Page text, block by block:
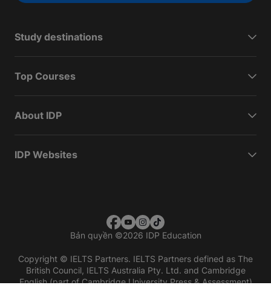
Study destinations
Top Courses
About IDP
IDP Websites
Bản quyền ©2026 IDP Education
Copyright © IELTS Partners. IELTS Partners defined as The
British Council, IELTS Australia Pty. Ltd. and Cambridge
English (part of Cambridge University Press & Assessment)